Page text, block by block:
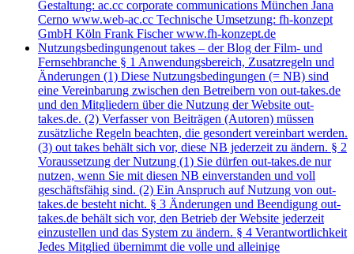
Gestaltung: ac.cc corporate communications München Jana
Cerno www.web-ac.cc Technische Umsetzung: fh-konzept
GmbH Köln Frank Fischer www.fh-konzept.de
Nutzungsbedingungenout takes – der Blog der Film- und
Fernsehbranche § 1 Anwendungsbereich, Zusatzregeln und
Änderungen (1) Diese Nutzungsbedingungen (= NB) sind
eine Vereinbarung zwischen den Betreibern von out-takes.de
und den Mitgliedern über die Nutzung der Website out-
takes.de. (2) Verfasser von Beiträgen (Autoren) müssen
zusätzliche Regeln beachten, die gesondert vereinbart werden.
(3) out takes behält sich vor, diese NB jederzeit zu ändern. § 2
Voraussetzung der Nutzung (1) Sie dürfen out-takes.de nur
nutzen, wenn Sie mit diesen NB einverstanden und voll
geschäftsfähig sind. (2) Ein Anspruch auf Nutzung von out-
takes.de besteht nicht. § 3 Änderungen und Beendigung out-
takes.de behält sich vor, den Betrieb der Website jederzeit
einzustellen und das System zu ändern. § 4 Verantwortlichkeit
Jedes Mitglied übernimmt die volle und alleinige